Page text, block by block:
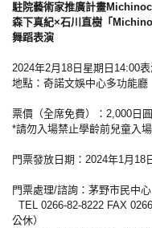
駐院藝術家推廣計畫
森下真紀×石川直樹「
舞蹈表演
2024年2月18日星期日14:00表
地點：奇諾文娛中心多功能廳
票價（全席免費）：2,000日圓
*請勿入場禁止學齡前兒童入場
門票發放日期：2024年1月18
門票處理/諮詢：茅野市民中
TEL 0266-82-8222 FAX
公休）